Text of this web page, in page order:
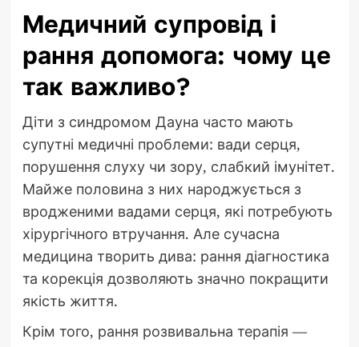
Медичний супровід і
рання допомога: чому це
так важливо?
Діти з синдромом Дауна часто мають
супутні медичні проблеми: вади серця,
порушення слуху чи зору, слабкий імунітет.
Майже половина з них народжується з
вродженими вадами серця, які потребують
хірургічного втручання. Але сучасна
медицина творить дива: рання діагностика
та корекція дозволяють значно покращити
якість життя.
Крім того, рання розвивальна терапія —